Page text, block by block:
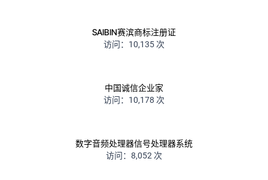
SAIBIN赛滨商标注册证
访问：10,135 次
中国诚信企业家
访问：10,178 次
数字音频处理器信号处理器系统
访问：8,052 次